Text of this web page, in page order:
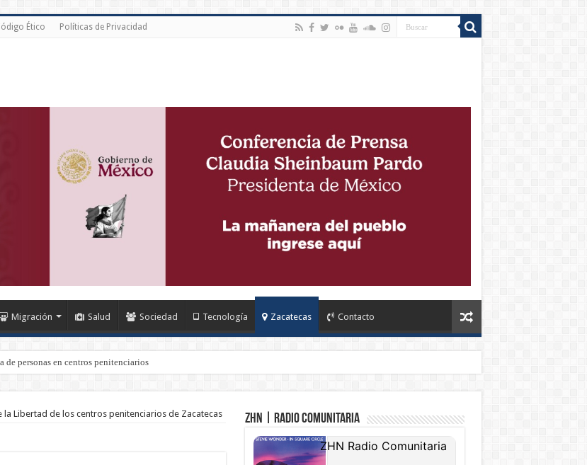
Ético Políticas de Privacidad
Migración Salud Sociedad Tecnología Zacatecas Contacto
de personas en centros penitenciarios
la Libertad de los centros penitenciarios de Zacatecas ZHN | Radio Comunitaria